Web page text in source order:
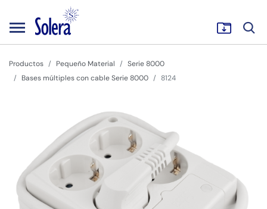
Productos Pequeño Material
Serie 8000
Bases múltiples con cable Serie 8000
8124